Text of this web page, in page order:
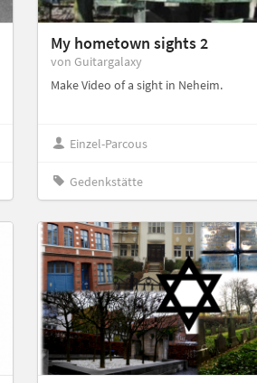
My hometown sights 2
von Guitargalaxy
Make Video of a sight in Neheim.
Einzel-Parcous
Gedenkstätte